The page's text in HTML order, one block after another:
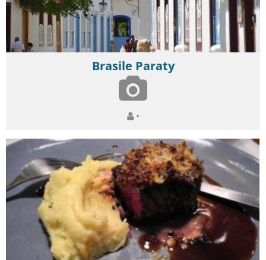
Brasile Paraty
•